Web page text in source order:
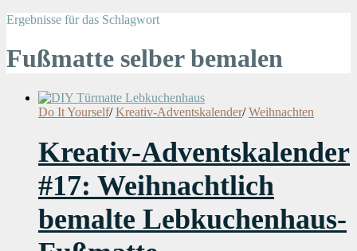
Ergebnisse für das Schlagwort
Fußmatte selber bemalen
Do It Yourself/ Kreativ-Adventskalender/ Weihnachten
Kreativ-Adventskalender
#17: Weihnachtlich
bemalte Lebkuchenhaus-